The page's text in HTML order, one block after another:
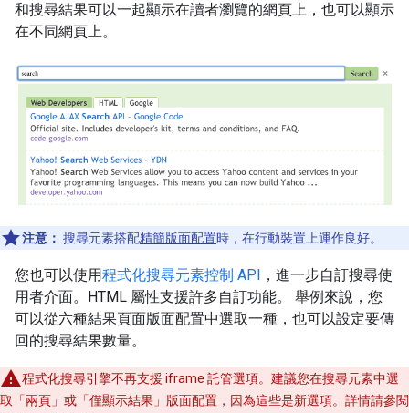
和搜尋結果可以一起顯示在讀者瀏覽的網頁上，也可以顯示
在不同網頁上。
注意： 搜尋元素搭配精簡版面配置時，在行動裝置上運作良好。
您也可以使用程式化搜尋元素控制 API ，進一步自訂搜尋使
用者介面。HTML 屬性支援許多自訂功能。 舉例來說，您
可以從六種結果頁面版面配置中選取一種，也可以設定要傳
回的搜尋結果數量。
程式化搜尋引擎不再支援 iframe 託管選項。建議您在搜尋元素中選
取「兩頁」或「僅顯示結果」版面配置，因為這些是新選項。詳情請參閱